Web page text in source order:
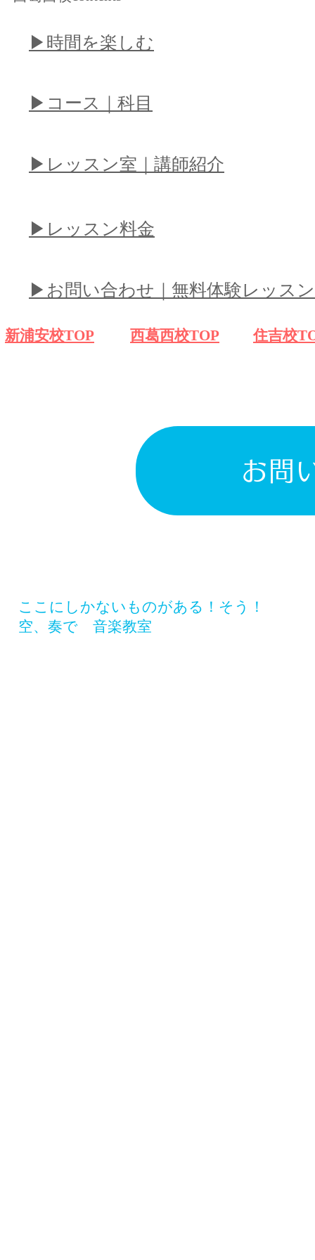
​▶︎時間を楽しむ
​▶︎コース｜科目
​▶︎レッスン室｜講師紹介
​▶︎レッスン料金
​▶︎お問い合わせ｜無料体験レッスン
​新浦安校TOP ​西葛西校TOP 住吉校
お問
​ここにしかないものがある！そう！
空、奏で 音楽教室